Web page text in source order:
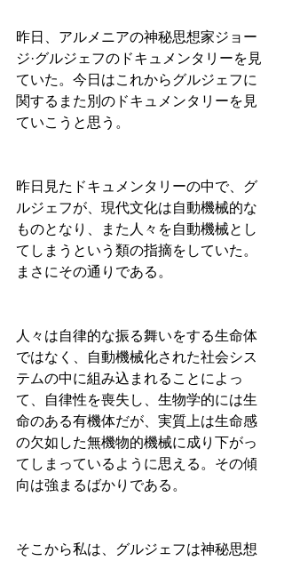
昨日、アルメニアの神秘思想家ジョー
ジ·グルジェフのドキュメンタリーを見
ていた。今日はこれからグルジェフに
関するまた別のドキュメンタリーを見
ていこうと思う。
昨日見たドキュメンタリーの中で、グ
ルジェフが、現代文化は自動機械的な
ものとなり、また人々を自動機械とし
てしまうという類の指摘をしていた。
まさにその通りである。
人々は自律的な振る舞いをする生命体
ではなく、自動機械化された社会シス
テムの中に組み込まれることによっ
て、自律性を喪失し、生物学的には生
命のある有機体だが、実質上は生命感
の欠如した無機物的機械に成り下がっ
てしまっているように思える。その傾
向は強まるばかりである。
そこから私は、グルジェフは神秘思想